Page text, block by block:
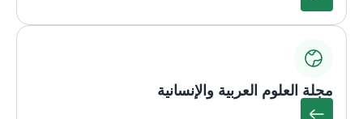
مجلة العلوم العربية والإنسانية